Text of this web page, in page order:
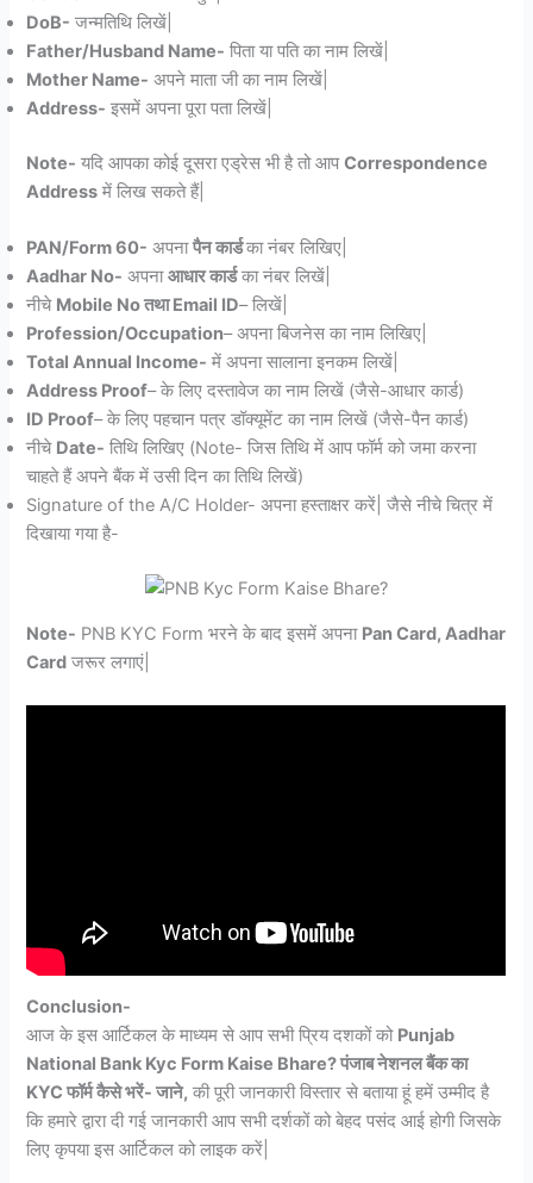
DoB- जन्मतिथि लिखें|
Father/Husband Name- पिता या पति का नाम लिखें|
Mother Name- अपने माता जी का नाम लिखें|
Address- इसमें अपना पूरा पता लिखें|
Note- यदि आपका कोई दूसरा एड्रेस भी है तो आपCorrespondence
Address में लिख सकते हैं|
PAN/Form 60- अपनापैन कार्डका नंबर लिखिए|
Aadhar No- अपनाआधार कार्डका नंबर लिखें|
नीचे Mobile No तथा Email ID– लिखें|
Profession/Occupation– अपना बिजनेस का नाम लिखिए|
Total Annual Income- में अपना सालाना इनकम लिखें|
Address Proof– के लिए दस्तावेज का नाम लिखें (जैसे-आधार कार्ड)
ID Proof– के लिए पहचान पत्र डॉक्यूमेंट का नाम लिखें (जैसे-पैन कार्ड)
नीचे Date- तिथि लिखिए (Note- जिस तिथि में आप फॉर्म को जमा करना
चाहते हैं अपने बैंक में उसी दिन का तिथि लिखें)
Signature of the A/C Holder- अपना हस्ताक्षर करें| जैसे नीचे चित्र में
दिखाया गया है-
Note- PNB KYC Form भरने के बाद इसमें अपना Pan Card, Aadhar
Card जरूर लगाएं|
Conclusion-
आज के इस आर्टिकल के माध्यम से आप सभी प्रिय दशकों को Punjab
National Bank Kyc Form Kaise Bhare? पंजाब नेशनल बैंक का
KYC फॉर्म कैसे भरें- जाने, की पूरी जानकारी विस्तार से बताया हूं हमें उम्मीद है
कि हमारे द्वारा दी गई जानकारी आप सभी दर्शकों को बेहद पसंद आई होगी जिसके
लिए कृपया इस आर्टिकल को लाइक करें|